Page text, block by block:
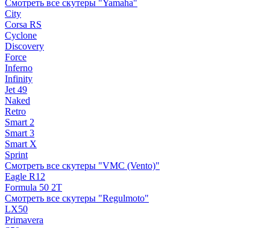
Смотреть все скутеры "Yamaha"
City
Corsa RS
Cyclone
Discovery
Force
Inferno
Infinity
Jet 49
Naked
Retro
Smart 2
Smart 3
Smart X
Sprint
Смотреть все скутеры "VMC (Vento)"
Eagle R12
Formula 50 2Т
Смотреть все скутеры "Regulmoto"
LX50
Primavera